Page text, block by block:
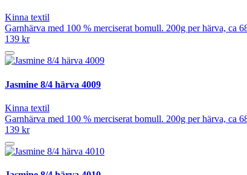
Kinna textil
Garnhärva med 100 % merciserat bomull. 200g per härva, ca
139 kr
Jasmine 8/4 härva 4009
Kinna textil
Garnhärva med 100 % merciserat bomull. 200g per härva, ca
139 kr